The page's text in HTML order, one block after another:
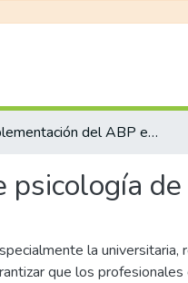
Implementación del ABP en un curso de psicología de la salud y salud pública
la universitaria,
que los